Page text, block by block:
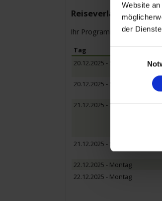
Website
der
Reiseverlauf
Ihr Programm für die
Tag
20.12.2025 - Samstag
20.12.2025 - Samstag
21.12.2025 - Sonntag
21.12.2025 - Sonntag
22.12.2025 - Montag
22.12.2025 - Montag